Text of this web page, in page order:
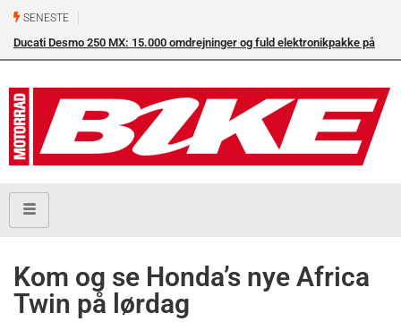
SENESTE
Ducati Desmo 250 MX: 15.000 omdrejninger og fuld elektronikpakke på
Kom og se Honda’s nye Africa
Twin på lørdag